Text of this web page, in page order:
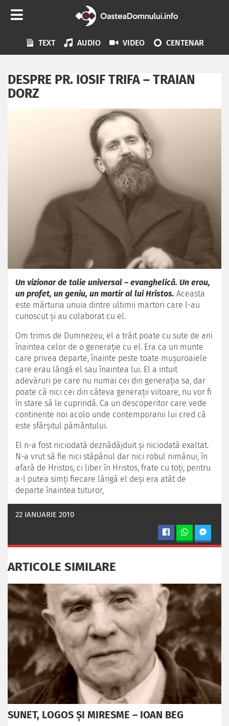
TEXT AUDIO VIDEO CENTENAR
DESPRE PR. IOSIF TRIFA – TRAIAN
DORZ
Un vizionar de talie universal – evanghelică. Un erou,
un profet, un geniu, un martir al lui Hristos. Aceasta
este mărturia unuia dintre ultimii martori care l-au
cunoscut şi au colaborat cu el.
Om trimis de Dumnezeu, el a trăit poate cu sute de ani
înaintea celor de o generaţie cu el. Era ca un munte
care privea departe, înainte peste toate muşuroaiele
care erau lângă el sau înaintea lui. El a intuit
adevăruri pe care nu numai cei din generaţia sa, dar
poate că nici cei din câteva generaţii viitoare, nu vor fi
în stare să le cuprindă. Ca un descoperitor care vede
continente noi acolo unde contemporanii lui cred că
este sfârşitul pământului.
El n-a fost niciodată deznădăjduit şi niciodată exaltat.
N-a vrut să fie nici stăpânul dar nici robul nimănui, în
afară de Hristos, ci liber în Hristos, frate cu toţi, pentru
a-l putea simţi fiecare lângă el deşi era atât de
departe înaintea tuturor,
22 IANUARIE 2010
ARTICOLE SIMILARE
SUNET, LOGOS ȘI MIRESME – IOAN BEG